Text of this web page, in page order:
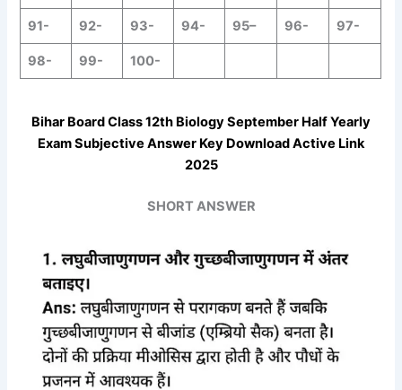
91- 92- 93- 94- 95– 96- 97-
98- 99- 100-
Bihar Board Class 12th BiologySeptember Half Yearly
Exam Subjective Answer Key Download Active Link
2025
SHORT ANSWER